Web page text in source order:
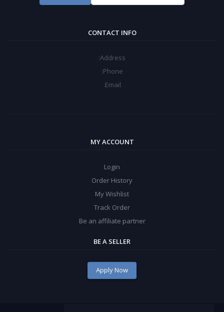
CONTACT INFO
Address:
Phone:
Email:
MY ACCOUNT
Login
Order History
My Wishlist
Track Order
Be an affiliate partner
BE A SELLER
Apply Now